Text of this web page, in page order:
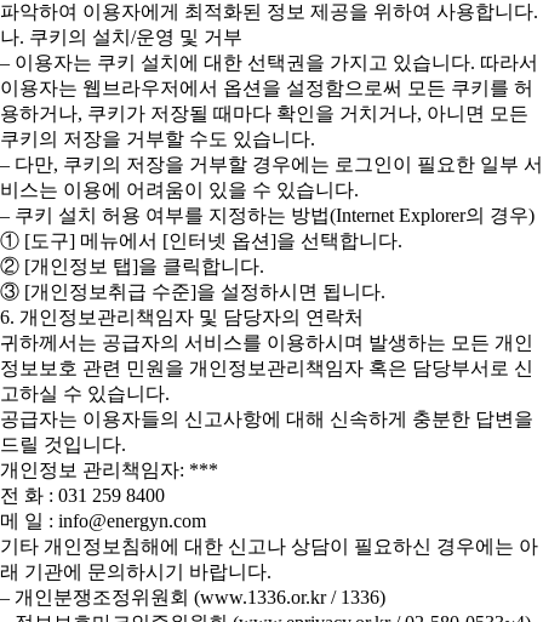
파악하여 이용자에게 최적화된 정보 제공을 위하여 사용합니다.
나. 쿠키의 설치/운영 및 거부
– 이용자는 쿠키 설치에 대한 선택권을 가지고 있습니다. 따라서
이용자는 웹브라우저에서 옵션을 설정함으로써 모든 쿠키를 허
용하거나, 쿠키가 저장될 때마다 확인을 거치거나, 아니면 모든
쿠키의 저장을 거부할 수도 있습니다.
– 다만, 쿠키의 저장을 거부할 경우에는 로그인이 필요한 일부 서
비스는 이용에 어려움이 있을 수 있습니다.
– 쿠키 설치 허용 여부를 지정하는 방법(Internet Explorer의 경우)
① [도구] 메뉴에서 [인터넷 옵션]을 선택합니다.
② [개인정보 탭]을 클릭합니다.
③ [개인정보취급 수준]을 설정하시면 됩니다.
6. 개인정보관리책임자 및 담당자의 연락처
귀하께서는 공급자의 서비스를 이용하시며 발생하는 모든 개인
정보보호 관련 민원을 개인정보관리책임자 혹은 담당부서로 신
고하실 수 있습니다.
공급자는 이용자들의 신고사항에 대해 신속하게 충분한 답변을
드릴 것입니다.
개인정보 관리책임자: ***
전 화 : 031 259 8400
메 일 : info@energyn.com
기타 개인정보침해에 대한 신고나 상담이 필요하신 경우에는 아
래 기관에 문의하시기 바랍니다.
– 개인분쟁조정위원회 (www.1336.or.kr / 1336)